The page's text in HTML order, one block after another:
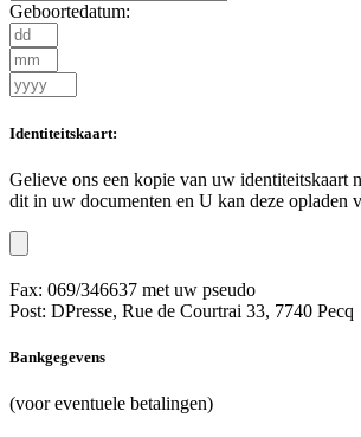
Geboortedatum:
Identiteitskaart:
Gelieve ons een kopie van uw identiteitskaart
dit in uw documenten en U kan deze opladen
Fax: 069/346637 met uw pseudo
Post: DPresse, Rue de Courtrai 33, 7740 Pecq
Bankgegevens
(voor eventuele betalingen)